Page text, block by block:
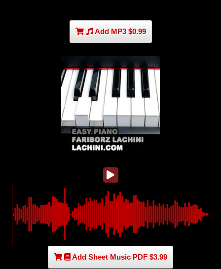
Add MP3 $0.99
Add Sheet Music PDF $3.99